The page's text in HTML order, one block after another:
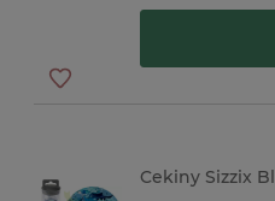
Cekiny Sizzix